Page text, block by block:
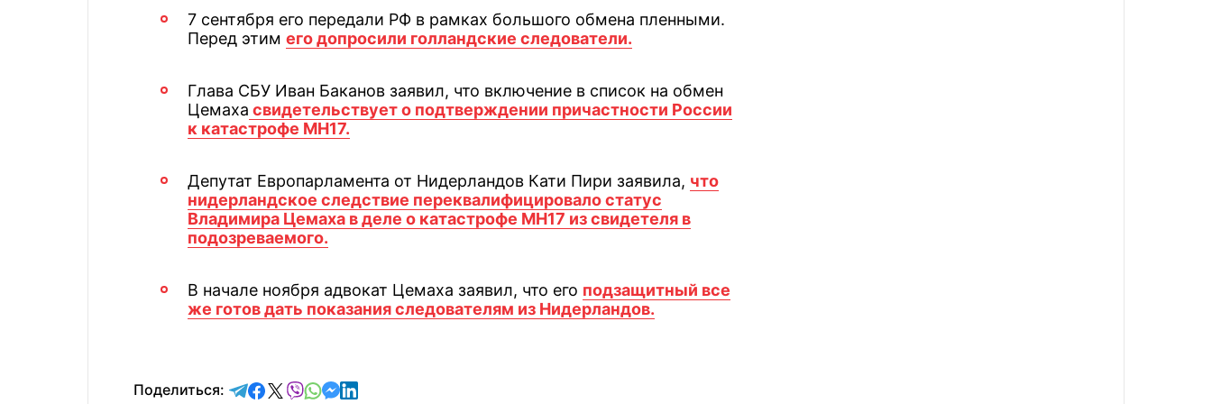
7 сентября его передали РФ в рамках большого обмена пленными.
Перед этим его допросили голландские следователи.
Глава СБУ Иван Баканов заявил, что включение в список на обмен
Цемаха свидетельствует о подтверждении причастности России
к катастрофе МН17.
Депутат Европарламента от Нидерландов Кати Пири заявила, что
нидерландское следствие переквалифицировало статус
Владимира Цемаха в деле о катастрофе MH17 из свидетеля в
подозреваемого.
В начале ноября адвокат Цемаха заявил, что его подзащитный все
же готов дать показания следователям из Нидерландов.
Поделиться: отправить в Telegram
поделиться в Facebook
поделиться в X
отправить в Viber
отправить в Whatsapp
отправить в Messenger
отправить в LinkedIn